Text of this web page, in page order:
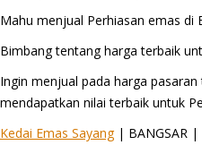
Mahu menjual Perhiasan emas di
Bimbang tentang harga terbaik
Ingin menjual pada harga pasaran
mendapatkan nilai terbaik untuk
Kedai Emas Sayang| BANGSAR |